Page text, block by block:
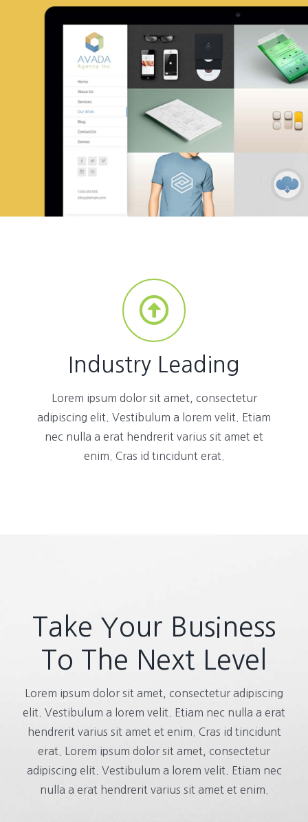
Industry Leading
Lorem ipsum dolor sit amet, consectetur
adipiscing elit. Vestibulum a lorem velit. Etiam
nec nulla a erat hendrerit varius sit amet et
enim. Cras id tincidunt erat.
Take Your Business
To The Next Level
Lorem ipsum dolor sit amet, consectetur adipiscing
elit. Vestibulum a lorem velit. Etiam nec nulla a erat
hendrerit varius sit amet et enim. Cras id tincidunt
erat. Lorem ipsum dolor sit amet, consectetur
adipiscing elit. Vestibulum a lorem velit. Etiam nec
nulla a erat hendrerit varius sit amet et enim.